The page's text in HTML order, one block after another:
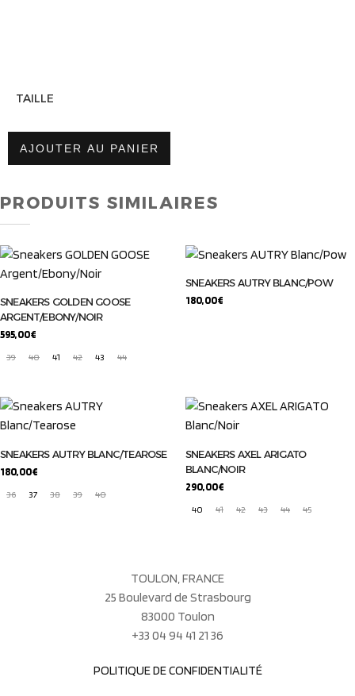
TAILLE
AJOUTER AU PANIER
PRODUITS SIMILAIRES
SNEAKERS GOLDEN GOOSE
ARGENT/EBONY/NOIR
595,00€
39
40 41 42 43 44
SNEAKERS AUTRY BLANC/POW
180,00€
SNEAKERS AUTRY BLANC/TEAROSE
180,00€
36
37 38 39 40
SNEAKERS AXEL ARIGATO
BLANC/NOIR
290,00€
40
41 42 43 44 45
TOULON, FRANCE
25 Boulevard de Strasbourg
83000 Toulon
+33 04 94 41 21 36
POLITIQUE DE CONFIDENTIALITÉ